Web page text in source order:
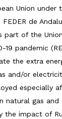
Union under
de
part of the
19 pandemic
the extra
and/or
especially
natural gas
the impact of